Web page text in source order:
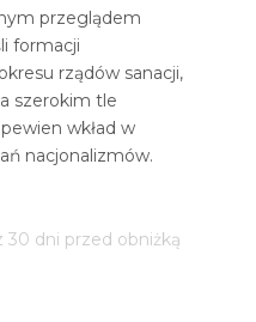
przeglądem
formacji
rządów sanacji,
szerokim tle
wkład w
nacjonalizmów.
30 dni przed obniżką